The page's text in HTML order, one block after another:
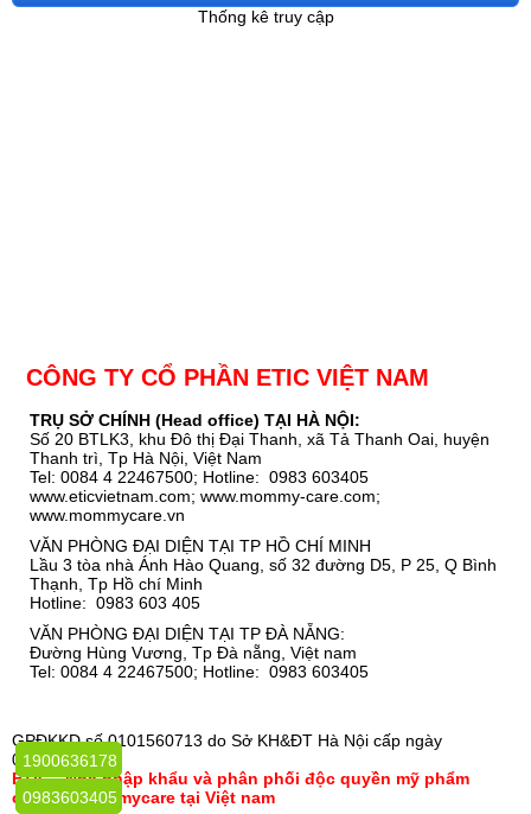
1900636178
0983603405
Thống kê truy cập
CÔNG TY CỔ PHẦN ETIC VIỆT NAM
TRỤ SỞ CHÍNH (Head office) TẠI HÀ NỘI:
Số 20 BTLK3, khu Đô thị Đại Thanh, xã Tả Thanh Oai, huyện
Thanh trì, Tp Hà Nội, Việt Nam
Tel: 0084 4 22467500; Hotline: 0983 603405
www.eticvietnam.com; www.mommy-care.com;
www.mommycare.vn
VĂN PHÒNG ĐẠI DIỆN TẠI TP HỒ CHÍ MINH
Lầu 3 tòa nhà Ánh Hào Quang, số 32 đường D5, P 25, Q Bình
Thạnh, Tp Hồ chí Minh
Hotline: 0983 603 405
VĂN PHÒNG ĐẠI DIỆN TẠI TP ĐÀ NẴNG:
Đường Hùng Vương, Tp Đà nẵng, Việt nam
Tel: 0084 4 22467500; Hotline: 0983 603405
GPĐKKD số 0101560713 do Sở KH&ĐT Hà Nội cấp ngày
01/11/2004
ETIC - Nhà nhập khẩu và phân phối độc quyền mỹ phẩm
organic Mommycare tại Việt nam